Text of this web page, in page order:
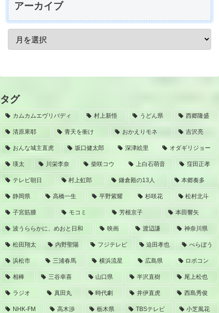
アーカイブ
タグ
カムカムエヴリバディ 村上新悟 うどん県 西郷隆盛
清原果耶 青天を衝け おかえりモネ 吉沢亮
おんな城主直虎 坂口健太郎 深津絵里 オダギリジョー
瑛太 川栄李奈 柴咲コウ 上白石萌音 窪田正孝
テレビ朝日 村上虹郎 鎌倉殿の13人 本郷奏多
静岡県 高橋一生 平野紫耀 杉咲花 松村北斗
子宮筋腫 モコミ 芳根京子 本田響矢
波うららかに、めおと日和 映画 渡辺謙 神奈川県
松田翔太 内野聖陽 フジテレビ 迫田孝也 べらぼう
浜松市 三浦春馬 横浜流星 広島県 ロボコン
相棒 三谷幸喜 山口県 半沢直樹 尾上松也
ラジオ 真田丸 時代劇 井伊直虎 西島秀俊
NHK-FM 高木渉 栃木県 TBSテレビ 小芝風花